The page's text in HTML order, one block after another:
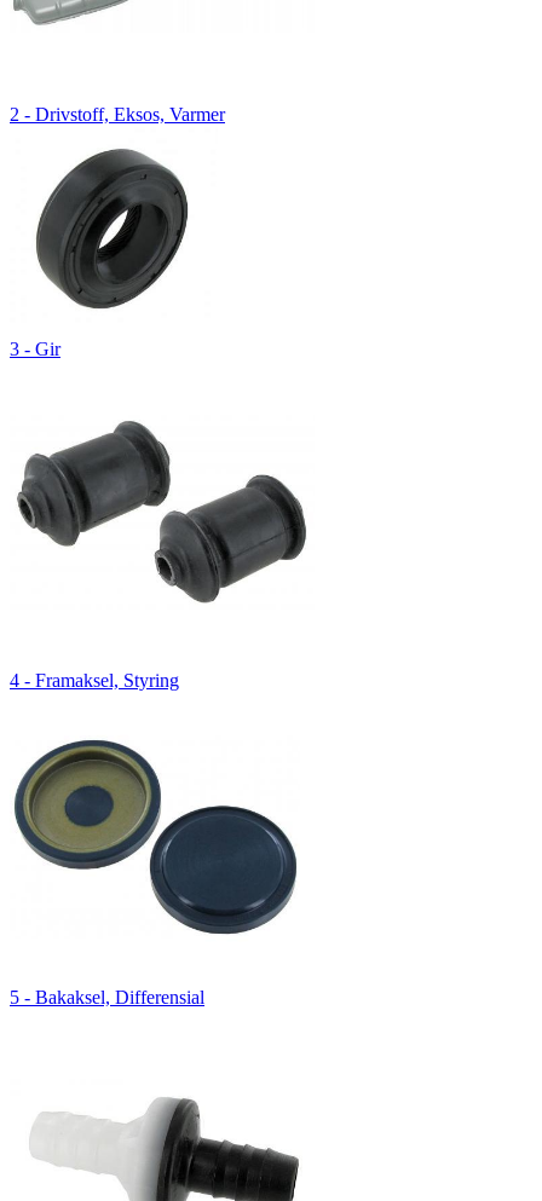
2 - Drivstoff, Eksos, Varmer
3 - Gir
4 - Framaksel, Styring
5 - Bakaksel, Differensial